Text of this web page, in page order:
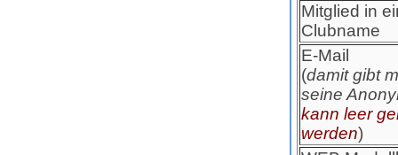
Mitglied in
Clubname
E-Mail
(damit gibt
seine
kann leer
werden)